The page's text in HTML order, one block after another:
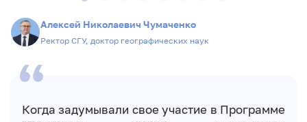
Алексей Николаевич Чумаченко
Ректор СГУ, доктор географических наук
Когда задумывали свое участие в Программе